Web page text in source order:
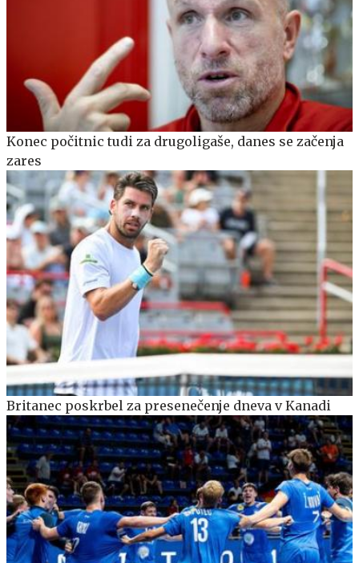
Konec počitnic tudi za drugoligaše, danes se začenja
zares
Britanec poskrbel za presenečenje dneva v Kanadi